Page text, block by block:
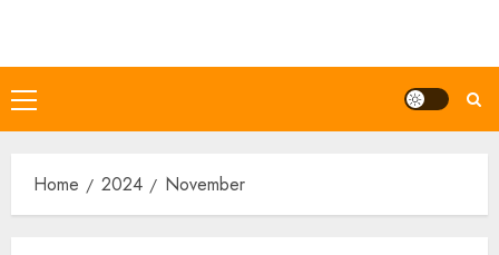
content
Primary
Menu
Home 2024 November